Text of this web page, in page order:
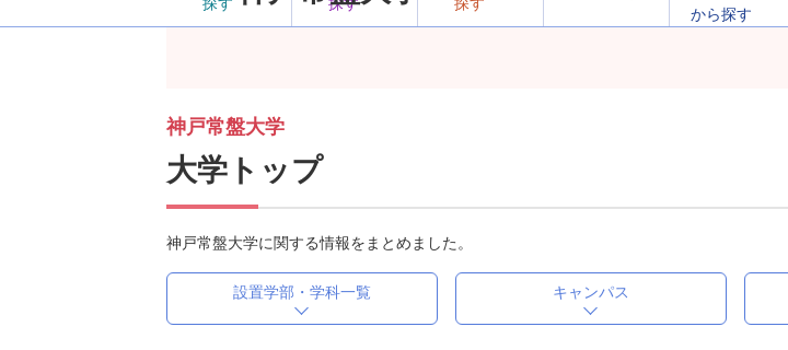
から探す
神戸常盤大学
大学トップ
神戸常盤大学に関する情報をまとめました。
設置学部・学科一覧 キャンパス